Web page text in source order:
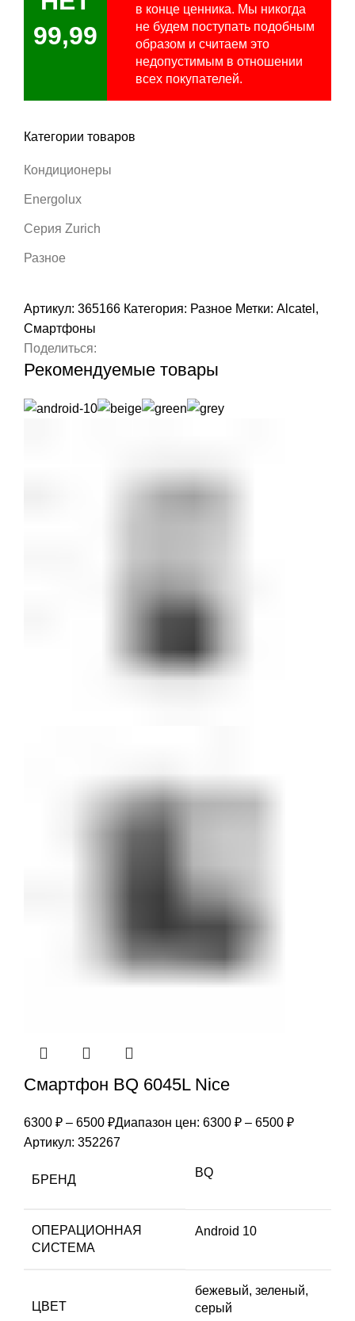
99,99
в конце ценника. Мы никогда
не будем поступать подобным
образом и считаем это
недопустимым в отношении
всех покупателей.
Категории товаров
Кондиционеры
Energolux
Серия Zurich
Разное
Артикул: 365166 Категория: Разное Метки: Alcatel ,
Смартфоны
Поделиться:
Рекомендуемые товары
Смартфон BQ 6045L Nice
6300 ₽ – 6500 ₽Диапазон цен: 6300 ₽ – 6500 ₽
Артикул: 352267
БРЕНД
BQ
ОПЕРАЦИОННАЯ
СИСТЕМА
Android 10
ЦВЕТ
бежевый, зеленый,
серый